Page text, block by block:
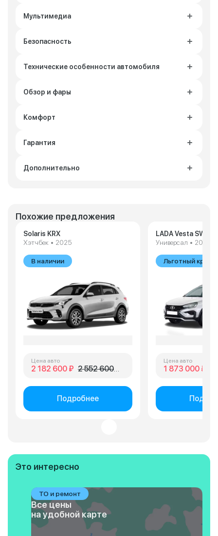
Мультимедиа
Безопасность
Технические особенности автомобиля
Обзор и фары
Комфорт
Гарантия
Дополнительно
Похожие предложения
Solaris KRX
Хэтчбек • 2025
В наличии
Цена авто
2 182 600 ₽ 2 552 600 ₽
Подробнее
LADA Vesta SW
Универсал • 2026
Льготный
Цена авто
1 873 000 ₽
Это интересно
ТО и ремонт
Все цены
на удобной карте